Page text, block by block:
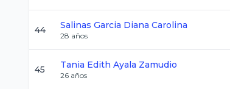
44 Salinas Garcia Diana Carolina
28 años
45 Tania Edith Ayala Zamudio
26 años